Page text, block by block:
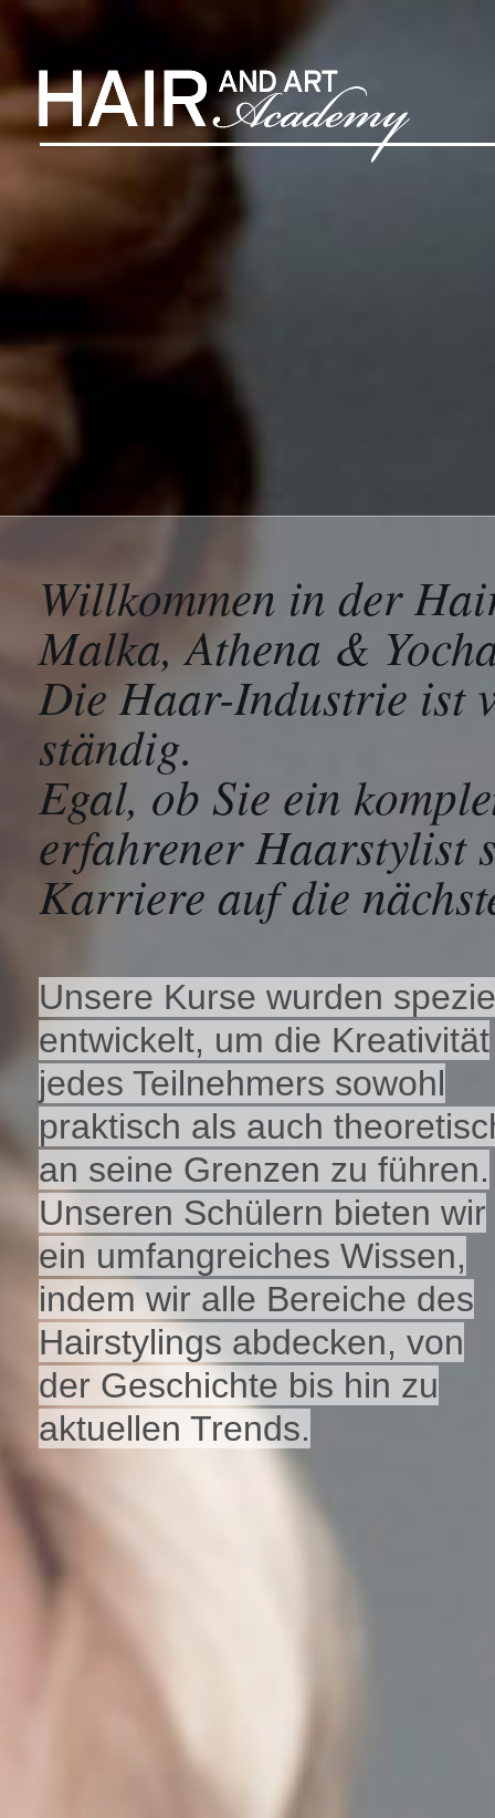
Willkommen in der
Malka, Athena &
Die Haar-Industrie ist
ständig.
Egal, ob Sie ein
erfahrener Haarstylist
Karriere auf die
Unsere Kurse wurden
entwickelt, um die Kreativität
jedes Teilnehmers sowohl
praktisch als auch
an seine Grenzen zu führen.
Unseren Schülern bieten wir
ein umfangreiches Wissen,
indem wir alle Bereiche des
Hairstylings abdecken, von
der Geschichte bis hin zu
aktuellen Trends.